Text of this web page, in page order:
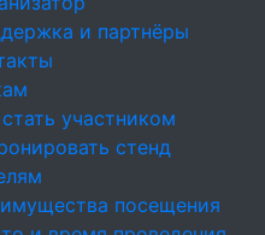
и партнёры
участником
стенд
посещения